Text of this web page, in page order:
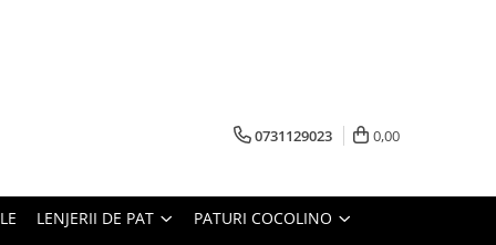
0731129023 0,00
LENJERII DE PAT PATURI COCOLINO